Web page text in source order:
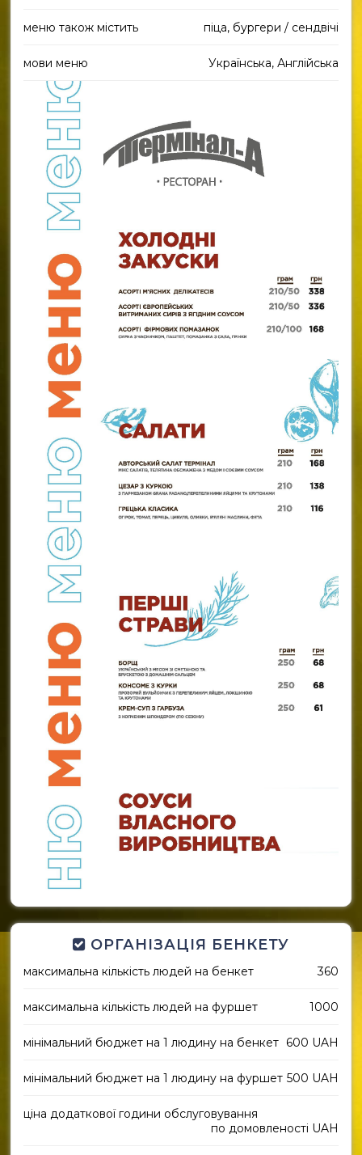
меню також містить піца, бургери / сендвічі
мови меню Українська, Англійська
ОРГАНІЗАЦІЯ БЕНКЕТУ
максимальна кількість людей на бенкет 360
максимальна кількість людей на фуршет 1000
мінімальний бюджет на 1 людину на бенкет 600 UAH
мінімальний бюджет на 1 людину на фуршет 500 UAH
ціна додаткової години обслуговування
по домовленості UAH